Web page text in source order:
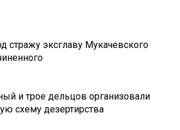
стражу эксглаву Мукачевского
и трое дельцов организовали
схему дезертирства